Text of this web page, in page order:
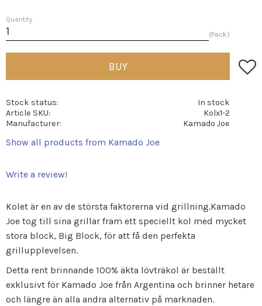
Quantity
Pack
BUY Add
Stock status
In stock
Article SKU
Kolx1-2
Manufacturer
Kamado Joe
Show all products from Kamado Joe
Write a review!
Kolet är en av de största faktorerna vid grillning.Kamado
Joe tog till sina grillar fram ett speciellt kol med mycket
stora block, Big Block, för att få den perfekta
grillupplevelsen.
Detta rent brinnande 100% äkta lövträkol är beställt
exklusivt för Kamado Joe från Argentina och brinner hetare
och längre än alla andra alternativ på marknaden.